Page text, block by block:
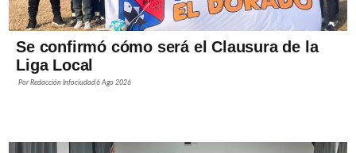
Se confirmó cómo será el Clausura de la
Liga Local
PorRedacción Infociudad6 Ago 2026